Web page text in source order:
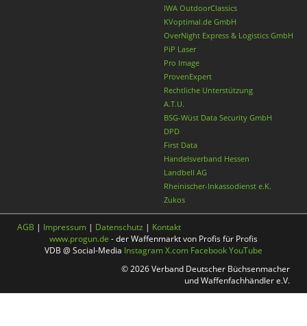
IWA OutdoorClassics
KVoptimal.de GmbH
OverNight Express & Logistics GmbH
PiP Laser
Pro Image
ProvenExpert
Rechtliche Unterstützung
A.T.U.
BSG-Wüst Data Security GmbH
DPD
First Data
Handelsverband Hessen
Landbell AG
Rheinischer-Inkassodienst e.K.
Zukos
AGB | Impressum | Datenschutz | Kontakt
www.progun.de - der Waffenmarkt von Profis für Profis
VDB @ Social-Media InstagramX.com FacebookYouTube
© 2026 Verband Deutscher Büchsenmacher
und Waffenfachhändler e.V.